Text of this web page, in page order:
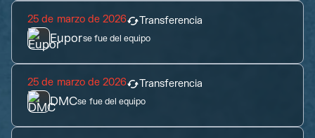
25 de marzo de 2026 Transferencia
Euporse fue del equipo
25 de marzo de 2026 Transferencia
DMCse fue del equipo